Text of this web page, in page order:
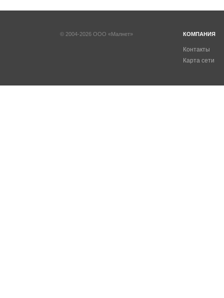
© 2004-2026 ООО «Малнет» КОМПАНИЯ
Контакты
Карта сети